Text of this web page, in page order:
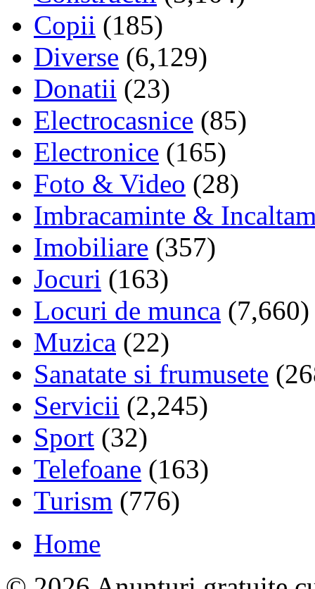
Copii (185)
Diverse (6,129)
Donatii (23)
Electrocasnice (85)
Electronice (165)
Foto & Video (28)
Imbracaminte &
Imobiliare (357)
Jocuri (163)
Locuri de munca (7,660)
Muzica (22)
Sanatate si frumusete
Servicii (2,245)
Sport (32)
Telefoane (163)
Turism (776)
Home